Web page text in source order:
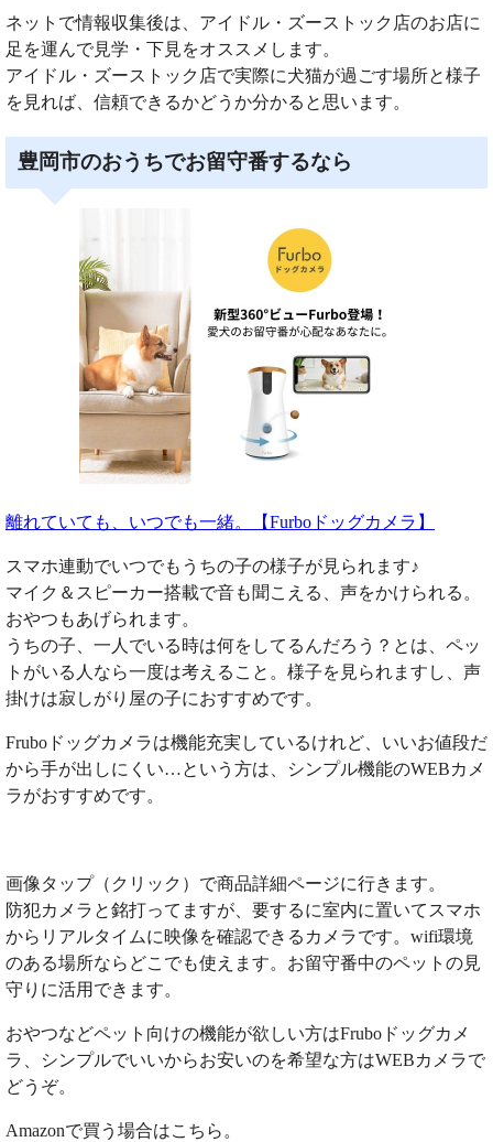
ネットで情報収集後は、アイドル・ズーストック店のお店に
足を運んで見学・下見をオススメします。
アイドル・ズーストック店で実際に犬猫が過ごす場所と様子
を見れば、信頼できるかどうか分かると思います。
豊岡市のおうちでお留守番するなら
離れていても、いつでも一緒。【Furboドッグカメラ】
スマホ連動でいつでもうちの子の様子が見られます♪
マイク＆スピーカー搭載で音も聞こえる、声をかけられる。
おやつもあげられます。
うちの子、一人でいる時は何をしてるんだろう？とは、ペッ
トがいる人なら一度は考えること。様子を見られますし、声
掛けは寂しがり屋の子におすすめです。
Fruboドッグカメラは機能充実しているけれど、いいお値段だ
から手が出しにくい…という方は、シンプル機能のWEBカメ
ラがおすすめです。
画像タップ（クリック）で商品詳細ページに行きます。
防犯カメラと銘打ってますが、要するに室内に置いてスマホ
からリアルタイムに映像を確認できるカメラです。wifi環境
のある場所ならどこでも使えます。お留守番中のペットの見
守りに活用できます。
おやつなどペット向けの機能が欲しい方はFruboドッグカメ
ラ、シンプルでいいからお安いのを希望な方はWEBカメラで
どうぞ。
Amazonで買う場合はこちら。